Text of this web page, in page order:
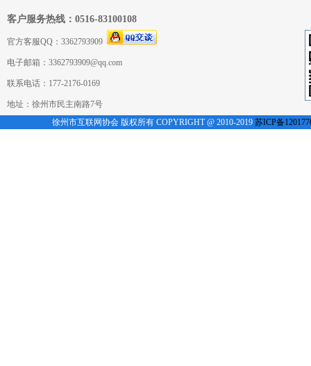
客户服务热线：0516-83100108
官方客服QQ：3362793909
电子邮箱：3362793909@qq.com
联系电话：177-2176-0169
地址：徐州市民主南路7号
徐州市互联网协会 版权所有 COPYRIGHT @ 2010-2019苏ICP备